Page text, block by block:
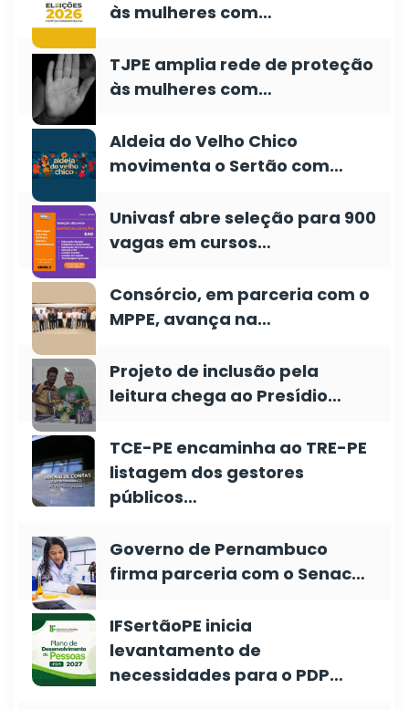
às mulheres com…
TJPE amplia rede de proteção
às mulheres com…
Aldeia do Velho Chico
movimenta o Sertão com…
Univasf abre seleção para 900
vagas em cursos…
Consórcio, em parceria com o
MPPE, avança na…
Projeto de inclusão pela
leitura chega ao Presídio…
TCE-PE encaminha ao TRE-PE
listagem dos gestores
públicos…
Governo de Pernambuco
firma parceria com o Senac…
IFSertãoPE inicia
levantamento de
necessidades para o PDP…